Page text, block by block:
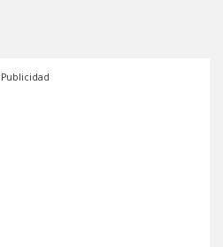
Publicidad